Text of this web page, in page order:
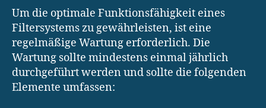
Um die optimale Funktionsfähigkeit eines
Filtersystems zu gewährleisten, ist eine
regelmäßige Wartung erforderlich. Die
Wartung sollte mindestens einmal jährlich
durchgeführt werden und sollte die folgenden
Elemente umfassen: